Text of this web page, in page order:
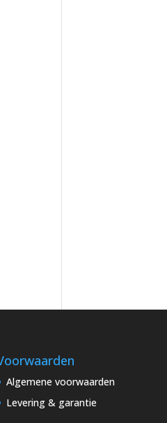
Algemene voorwaarden
Levering & garantie